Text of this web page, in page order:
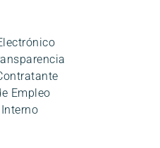
Empleo